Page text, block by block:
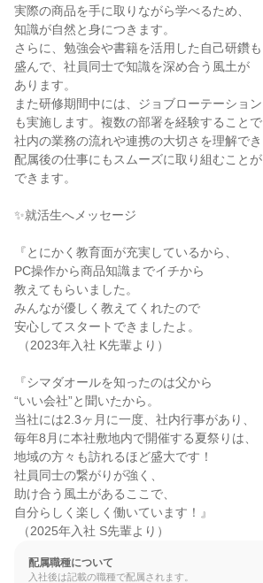
実際の商品を手に取りながら学べるため、
知識が自然と身につきます。
さらに、勉強会や書籍を活用した自己研鑽も
盛んで、社員同士で知識を深め合う風土が
あります。
また研修期間中には、ジョブローテーション
も実施します。複数の部署を経験することで
社内の業務の流れや連携の大切さを理解でき
配属後の仕事にもスムーズに取り組むことが
できます。
✨就活生へメッセージ
『とにかく教育面が充実しているから、
PC操作から商品知識までイチから
教えてもらいました。
みんなが優しく教えてくれたので
安心してスタートできましたよ。
『シマダオールを知ったのは父から
“いい会社”と聞いたから。
当社には2.3ヶ月に一度、社内行事があり、
毎年8月に本社敷地内で開催する夏祭りは、
地域の方々も訪れるほど盛大です！
社員同士の繋がりが強く、
助け合う風土があるここで、
自分らしく楽しく働いています！』
（2025年入社 S先輩より）
配属職種について
入社後は記載の職種で配属されます。